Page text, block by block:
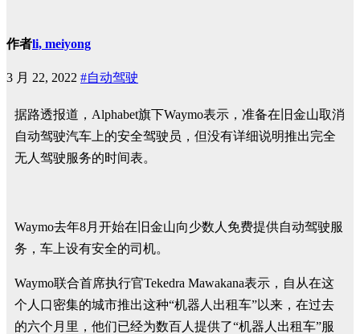
作者li, meiyong
3 月 22, 2022 #自动驾驶
据路透报道，Alphabet旗下Waymo表示，准备在旧金山取消
自动驾驶汽车上的安全驾驶员，但没有详细说明推出完全
无人驾驶服务的时间表。
Waymo去年8月开始在旧金山向少数人免费提供自动驾驶服
务，车上设有安全的司机。
Waymo联合首席执行官Tekedra Mawakana表示，自从在这
个人口密集的城市推出这种“机器人出租车”以来，在过去
的六个月里，他们已经为数百人提供了“机器人出租车”服